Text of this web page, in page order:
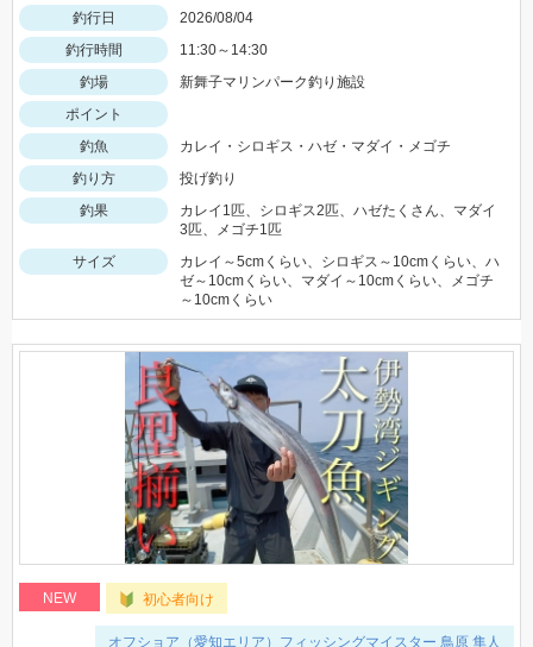
釣行日
2026/08/04
釣行時間
11:30～14:30
釣場
新舞子マリンパーク釣り施設
ポイント
釣魚
カレイ・シロギス・ハゼ・マダイ・メゴチ
釣り方
投げ釣り
釣果
カレイ1匹、シロギス2匹、ハゼたくさん、マダイ
3匹、メゴチ1匹
サイズ
カレイ～5cmくらい、シロギス～10cmくらい、ハ
ゼ～10cmくらい、マダイ～10cmくらい、メゴチ
～10cmくらい
NEW 初心者向け
オフショア（愛知エリア）フィッシングマイスター 鳥原 隼人